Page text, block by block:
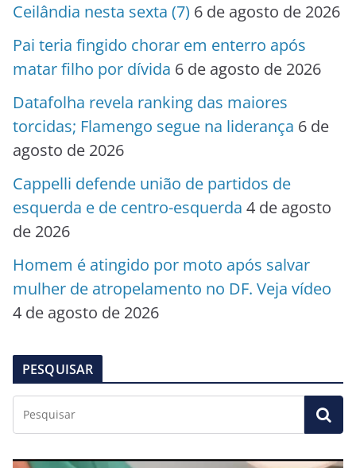
Ceilândia nesta sexta (7) 6 de agosto de 2026
Pai teria fingido chorar em enterro após
matar filho por dívida 6 de agosto de 2026
Datafolha revela ranking das maiores
torcidas; Flamengo segue na liderança 6 de
agosto de 2026
Cappelli defende união de partidos de
esquerda e de centro-esquerda 4 de agosto
de 2026
Homem é atingido por moto após salvar
mulher de atropelamento no DF. Veja vídeo
4 de agosto de 2026
PESQUISAR